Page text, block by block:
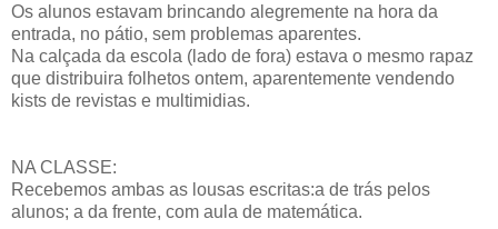
Os alunos estavam brincando alegremente na hora da
entrada, no pátio, sem problemas aparentes.
Na calçada da escola (lado de fora) estava o mesmo rapaz
que distribuira folhetos ontem, aparentemente vendendo
kists de revistas e multimidias.
NA CLASSE:
Recebemos ambas as lousas escritas:a de trás pelos
alunos; a da frente, com aula de matemática.